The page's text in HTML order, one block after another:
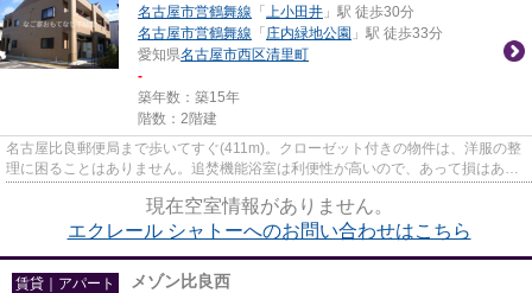
名古屋市営鶴舞線 「 上小田井 」駅 徒歩30分
名古屋市営鶴舞線 「 庄内緑地公園 」駅 徒歩33分
愛知県名古屋市西区清里町
-
築年数：築15年
階数：2階建
名古屋比良郵便局まで歩いてすぐ(411m)。クローゼット付きの物件は、洋服の整
理に困ることはありません。追焚機能浴室は利便性が高いので、あって損はあり
現在空室情報がありません。
エクレール シャトーへのお問い合わせはこちら
賃貸｜アパート メゾン比良西